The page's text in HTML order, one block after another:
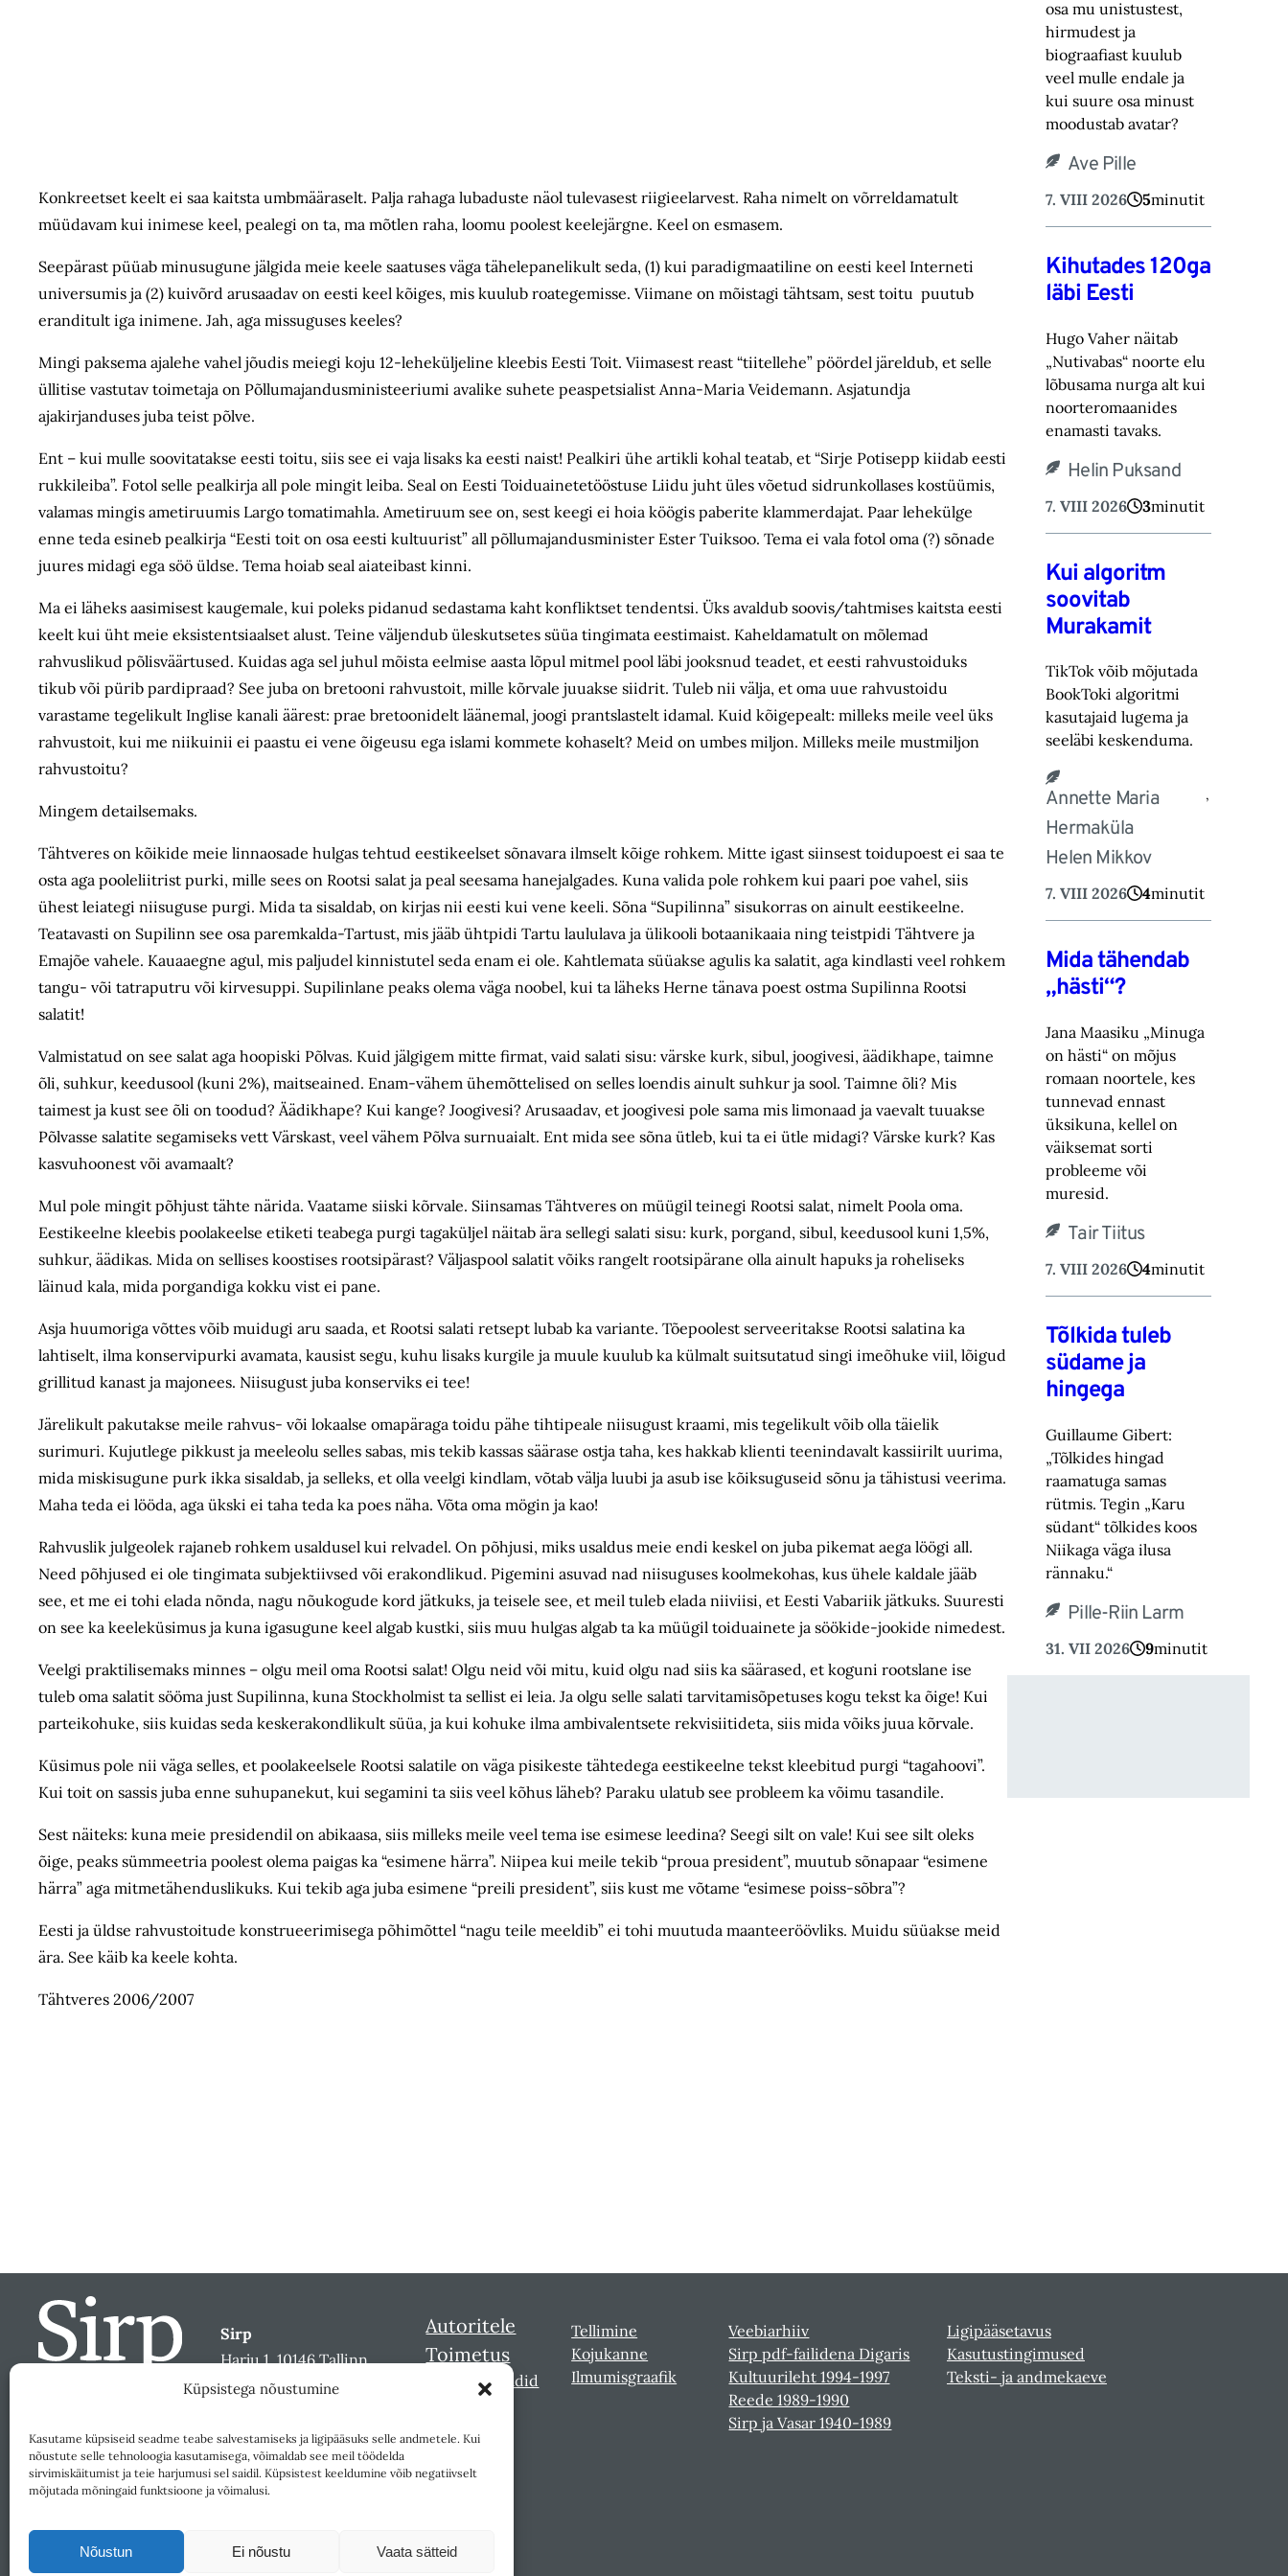
Küpsistega nõustumine
Kasutame küpsiseid seadme teabe salvestamiseks ja ligipääsuks selle andmetele. Kui
nõustute selle tehnoloogia kasutamisega, võimaldab see meil töödelda
sirvimiskäitumist ja teie harjumusi sel saidil. Küpsistest keeldumine võib negatiivselt
mõjutada mõningaid funktsioone ja võimalusi.
Nõustun Ei nõustu Vaata sätteid
Konkreetset keelt ei saa kaitsta umbmääraselt. Palja rahaga lubaduste näol tulevasest riigieelarvest. Raha nimelt on võrreldamatult
müüdavam kui inimese keel, pealegi on ta, ma mõtlen raha, loomu poolest keelejärgne. Keel on esmasem.
Seepärast püüab minusugune jälgida meie keele saatuses väga tähelepanelikult seda, (1) kui paradigmaatiline on eesti keel Interneti
universumis ja (2) kuivõrd arusaadav on eesti keel kõiges, mis kuulub roategemisse. Viimane on mõistagi tähtsam, sest toitu puutub
eranditult iga inimene. Jah, aga missuguses keeles?
Mingi paksema ajalehe vahel jõudis meiegi koju 12-leheküljeline kleebis Eesti Toit. Viimasest reast “tiitellehe” pöördel järeldub, et selle
üllitise vastutav toimetaja on Põllumajandusministeeriumi avalike suhete peaspetsialist Anna-Maria Veidemann. Asjatundja
ajakirjanduses juba teist põlve.
Ent – kui mulle soovitatakse eesti toitu, siis see ei vaja lisaks ka eesti naist! Pealkiri ühe artikli kohal teatab, et “Sirje Potisepp kiidab eesti
rukkileiba”. Fotol selle pealkirja all pole mingit leiba. Seal on Eesti Toiduainetetööstuse Liidu juht üles võetud sidrunkollases kostüümis,
valamas mingis ametiruumis Largo tomatimahla. Ametiruum see on, sest keegi ei hoia köögis paberite klammerdajat. Paar lehekülge
enne teda esineb pealkirja “Eesti toit on osa eesti kultuurist” all põllumajandusminister Ester Tuiksoo. Tema ei vala fotol oma (?) sõnade
juures midagi ega söö üldse. Tema hoiab seal aiateibast kinni.
Ma ei läheks aasimisest kaugemale, kui poleks pidanud sedastama kaht konfliktset tendentsi. Üks avaldub soovis/tahtmises kaitsta eesti
keelt kui üht meie eksistentsiaalset alust. Teine väljendub üleskutsetes süüa tingimata eestimaist. Kaheldamatult on mõlemad
rahvuslikud põlisväärtused. Kuidas aga sel juhul mõista eelmise aasta lõpul mitmel pool läbi jooksnud teadet, et eesti rahvustoiduks
tikub või pürib pardipraad? See juba on bretooni rahvustoit, mille kõrvale juuakse siidrit. Tuleb nii välja, et oma uue rahvustoidu
varastame tegelikult Inglise kanali äärest: prae bretoonidelt läänemal, joogi prantslastelt idamal. Kuid kõigepealt: milleks meile veel üks
rahvustoit, kui me niikuinii ei paastu ei vene õigeusu ega islami kommete kohaselt? Meid on umbes miljon. Milleks meile mustmiljon
rahvustoitu?
Mingem detailsemaks.
Tähtveres on kõikide meie linnaosade hulgas tehtud eestikeelset sõnavara ilmselt kõige rohkem. Mitte igast siinsest toidupoest ei saa te
osta aga pooleliitrist purki, mille sees on Rootsi salat ja peal seesama hanejalgades. Kuna valida pole rohkem kui paari poe vahel, siis
ühest leiategi niisuguse purgi. Mida ta sisaldab, on kirjas nii eesti kui vene keeli. Sõna “Supilinna” sisukorras on ainult eestikeelne.
Teatavasti on Supilinn see osa paremkalda-Tartust, mis jääb ühtpidi Tartu laululava ja ülikooli botaanikaaia ning teistpidi Tähtvere ja
Emajõe vahele. Kauaaegne agul, mis paljudel kinnistutel seda enam ei ole. Kahtlemata süüakse agulis ka salatit, aga kindlasti veel rohkem
tangu- või tatraputru või kirvesuppi. Supilinlane peaks olema väga noobel, kui ta läheks Herne tänava poest ostma Supilinna Rootsi
salatit!
Valmistatud on see salat aga hoopiski Põlvas. Kuid jälgigem mitte firmat, vaid salati sisu: värske kurk, sibul, joogivesi, äädikhape, taimne
õli, suhkur, keedusool (kuni 2%), maitseained. Enam-vähem ühemõttelised on selles loendis ainult suhkur ja sool. Taimne õli? Mis
taimest ja kust see õli on toodud? Äädikhape? Kui kange? Joogivesi? Arusaadav, et joogivesi pole sama mis limonaad ja vaevalt tuuakse
Põlvasse salatite segamiseks vett Värskast, veel vähem Põlva surnuaialt. Ent mida see sõna ütleb, kui ta ei ütle midagi? Värske kurk? Kas
kasvuhoonest või avamaalt?
Mul pole mingit põhjust tähte närida. Vaatame siiski kõrvale. Siinsamas Tähtveres on müügil teinegi Rootsi salat, nimelt Poola oma.
Eestikeelne kleebis poolakeelse etiketi teabega purgi tagaküljel näitab ära sellegi salati sisu: kurk, porgand, sibul, keedusool kuni 1,5%,
suhkur, äädikas. Mida on sellises koostises rootsipärast? Väljaspool salatit võiks rangelt rootsipärane olla ainult hapuks ja roheliseks
läinud kala, mida porgandiga kokku vist ei pane.
Asja huumoriga võttes võib muidugi aru saada, et Rootsi salati retsept lubab ka variante. Tõepoolest serveeritakse Rootsi salatina ka
lahtiselt, ilma konservipurki avamata, kausist segu, kuhu lisaks kurgile ja muule kuulub ka külmalt suitsutatud singi imeõhuke viil, lõigud
grillitud kanast ja majonees. Niisugust juba konserviks ei tee!
Järelikult pakutakse meile rahvus- või lokaalse omapäraga toidu pähe tihtipeale niisugust kraami, mis tegelikult võib olla täielik
surimuri. Kujutlege pikkust ja meeleolu selles sabas, mis tekib kassas säärase ostja taha, kes hakkab klienti teenindavalt kassiirilt uurima,
mida miskisugune purk ikka sisaldab, ja selleks, et olla veelgi kindlam, võtab välja luubi ja asub ise kõiksuguseid sõnu ja tähistusi veerima.
Maha teda ei lööda, aga ükski ei taha teda ka poes näha. Võta oma mögin ja kao!
Rahvuslik julgeolek rajaneb rohkem usaldusel kui relvadel. On põhjusi, miks usaldus meie endi keskel on juba pikemat aega löögi all.
Need põhjused ei ole tingimata subjektiivsed või erakondlikud. Pigemini asuvad nad niisuguses koolmekohas, kus ühele kaldale jääb
see, et me ei tohi elada nõnda, nagu nõukogude kord jätkuks, ja teisele see, et meil tuleb elada niiviisi, et Eesti Vabariik jätkuks. Suuresti
on see ka keeleküsimus ja kuna igasugune keel algab kustki, siis muu hulgas algab ta ka müügil toiduainete ja söökide-jookide nimedest.
Veelgi praktilisemaks minnes – olgu meil oma Rootsi salat! Olgu neid või mitu, kuid olgu nad siis ka säärased, et koguni rootslane ise
tuleb oma salatit sööma just Supilinna, kuna Stockholmist ta sellist ei leia. Ja olgu selle salati tarvitamisõpetuses kogu tekst ka õige! Kui
parteikohuke, siis kuidas seda keskerakondlikult süüa, ja kui kohuke ilma ambivalentsete rekvisiitideta, siis mida võiks juua kõrvale.
Küsimus pole nii väga selles, et poolakeelsele Rootsi salatile on väga pisikeste tähtedega eestikeelne tekst kleebitud purgi “tagahoovi”.
Kui toit on sassis juba enne suhupanekut, kui segamini ta siis veel kõhus läheb? Paraku ulatub see probleem ka võimu tasandile.
Sest näiteks: kuna meie presidendil on abikaasa, siis milleks meile veel tema ise esimese leedina? Seegi silt on vale! Kui see silt oleks
õige, peaks sümmeetria poolest olema paigas ka “esimene härra”. Niipea kui meile tekib “proua president”, muutub sõnapaar “esimene
härra” aga mitmetähenduslikuks. Kui tekib aga juba esimene “preili president”, siis kust me võtame “esimese poiss-sõbra”?
Eesti ja üldse rahvustoitude konstrueerimisega põhimõttel “nagu teile meeldib” ei tohi muutuda maanteeröövliks. Muidu süüakse meid
ära. See käib ka keele kohta.
Tähtveres 2006/2007
osa mu unistustest,
hirmudest ja
biograafiast ‎kuulub
veel mulle endale ja
kui suure osa minust
moodustab avatar? ‎
Ave Pille
7. VIII 2026 5minutit
Kihutades 120ga
läbi Eesti
Hugo Vaher näitab
„Nutivabas“ noorte elu
lõbusama nurga alt kui
noorteromaanides
ena‎masti tavaks.‎
Helin Puksand
7. VIII 2026 3minutit
Kui algoritm
soovitab
Murakamit
TikTok võib mõjutada
BookToki algoritmi
kasutajaid lugema ja
seeläbi keskenduma.‎
Annette Maria
Hermaküla
,
Helen Mikkov
7. VIII 2026 4minutit
Mida tähendab
„hästi“?
Jana Maasiku „Minuga
on hästi“ on mõjus
romaan noortele, kes
tunnevad ennast
üksikuna, ‎kellel on
väiksemat sorti
probleeme või
muresid.‎
Tair Tiitus
7. VIII 2026 4minutit
Tõlkida tuleb
südame ja
hingega
Guillaume Gibert:
„Tõlkides hingad
raamatuga samas
rütmis. Tegin „Karu
südant“ tõlkides koos
Niikaga väga ilusa
rännaku.“
Pille-Riin Larm
31. VII 2026 9minutit
Sirp
Harju 1, 10146 Tallinn
sirp@sirp.ee
Toeta
Autoritele
Toimetus
Sirbi laureaadid
Tellimine
Kojukanne
Ilmumisgraafik
Veebiarhiiv
Sirp pdf-failidena Digaris
Kultuurileht 1994-1997
Reede 1989-1990
Sirp ja Vasar 1940-1989
Ligipääsetavus
Kasutustingimused
Teksti- ja andmekaeve
Väljaandja SA Kultuurileht